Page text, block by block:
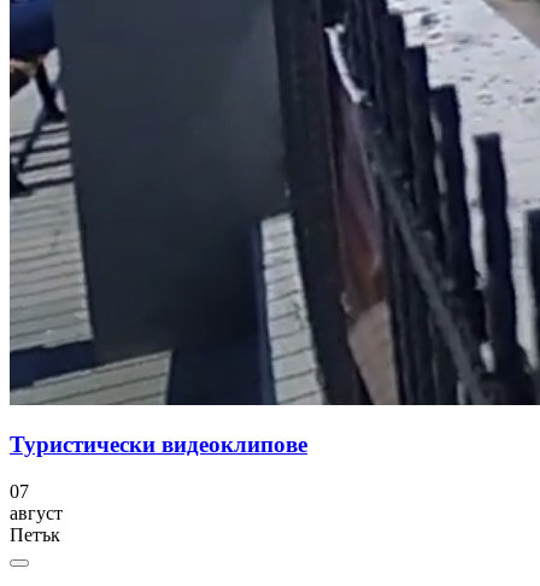
Туристически видеоклипове
07
август
Петък